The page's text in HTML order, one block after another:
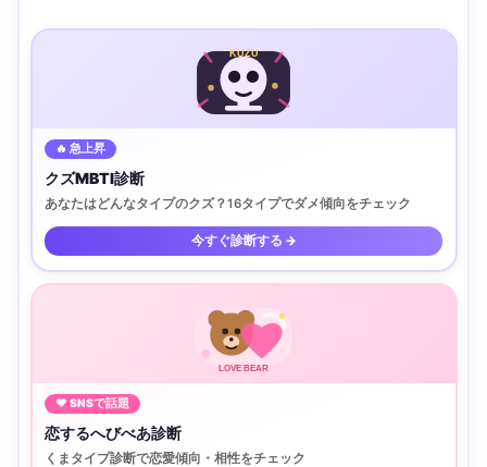
KUZU
🔥 急上昇
クズMBTI診断
あなたはどんなタイプのクズ？16タイプでダメ傾向をチェック
今すぐ診断する →
LOVE BEAR
♥ SNSで話題
恋するへびべあ診断
くまタイプ診断で恋愛傾向・相性をチェック